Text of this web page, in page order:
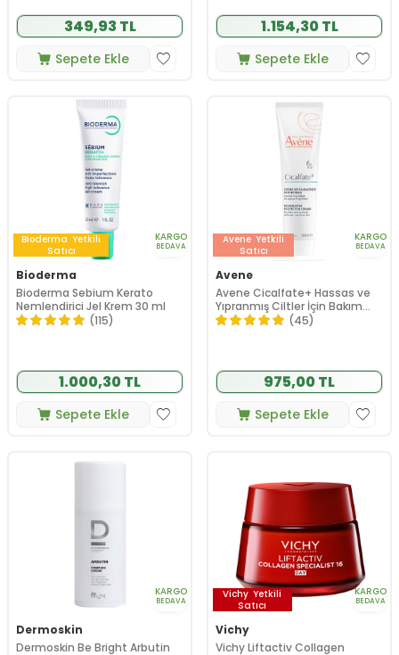
349,93 TL
Sepete Ekle
1.154,30 TL
Sepete Ekle
Bioderma Yetkili
Satıcı
KARGO
BEDAVA
Bioderma
Bioderma Sebium Kerato
Nemlendirici Jel Krem 30 ml
(115)
1.000,30 TL
Sepete Ekle
Avene Yetkili
Satıcı
KARGO
BEDAVA
Avene
Avene Cicalfate+ Hassas ve
Yıpranmış Ciltler İçin Bakım
Kremi 100 ml (45)
975,00 TL
Sepete Ekle
KARGO
BEDAVA
Dermoskin
Dermoskin Be Bright Arbutin
Vichy Yetkili
Satıcı
KARGO
BEDAVA
Vichy
Vichy Liftactiv Collagen